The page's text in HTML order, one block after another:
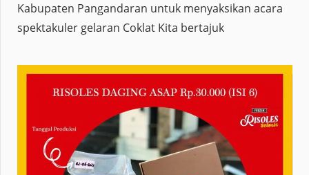
Kabupaten Pangandaran untuk menyaksikan acara
spektakuler gelaran Coklat Kita bertajuk